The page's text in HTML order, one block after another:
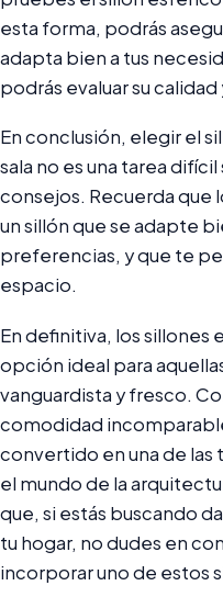
esta forma, podrás
adapta bien a tus
podrás evaluar su
En conclusión, elegir el
sala no es una tarea
consejos. Recuerda que
un sillón que se adapte
preferencias, y que te
espacio.
En definitiva, los sillones
opción ideal para
vanguardista y fresco.
comodidad
convertido en una de las
el mundo de la
que, si estás buscando
tu hogar, no dudes en
incorporar uno de estos